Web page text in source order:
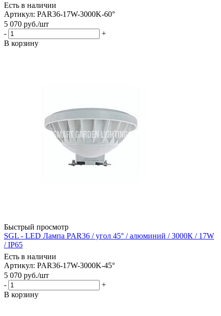
Есть в наличии
Артикул: PAR36-17W-3000K-60°
5 070 руб./шт
-
+
В корзину
Быстрый просмотр
SGL - LED Лампа PAR36 / угол 45° / алюминий / 3000К / 17W
/ IP65
Есть в наличии
Артикул: PAR36-17W-3000K-45°
5 070 руб./шт
-
+
В корзину